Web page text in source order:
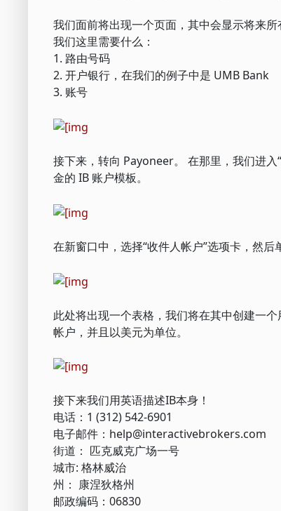
我们面前将出现一个页面，其中会显示将来所
我们这里需要什么：
1. 路由号码
2. 开户银行，在我们的例子中是 UMB Bank
3. 账号
接下来，转向 Payoneer。 在那里，我们进
金的 IB 账户模板。
在新窗口中，选择“收件人帐户”选项卡，然后
此处将出现一个表格，我们将在其中创建一
帐户，并且以美元为单位。
接下来我们用英语描述IB本身！
电话：1 (312) 542-6901
电子邮件：help@interactivebrokers.com
街道： 匹克威克广场一号
城市: 格林威治
州： 康涅狄格州
邮政编码：06830